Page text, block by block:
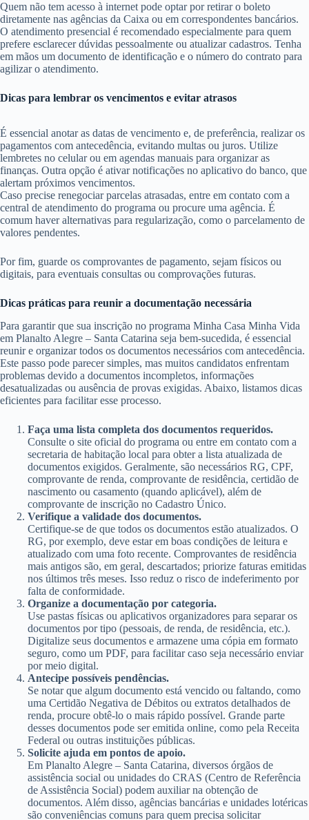
Quem não tem acesso à internet pode optar por retirar o boleto
diretamente nas agências da Caixa ou em correspondentes bancários.
O atendimento presencial é recomendado especialmente para quem
prefere esclarecer dúvidas pessoalmente ou atualizar cadastros. Tenha
em mãos um documento de identificação e o número do contrato para
agilizar o atendimento.
Dicas para lembrar os vencimentos e evitar atrasos
É essencial anotar as datas de vencimento e, de preferência, realizar os
pagamentos com antecedência, evitando multas ou juros. Utilize
lembretes no celular ou em agendas manuais para organizar as
finanças. Outra opção é ativar notificações no aplicativo do banco, que
alertam próximos vencimentos.
Caso precise renegociar parcelas atrasadas, entre em contato com a
central de atendimento do programa ou procure uma agência. É
comum haver alternativas para regularização, como o parcelamento de
valores pendentes.
Por fim, guarde os comprovantes de pagamento, sejam físicos ou
digitais, para eventuais consultas ou comprovações futuras.
Dicas práticas para reunir a documentação necessária
Para garantir que sua inscrição no programa Minha Casa Minha Vida
em Planalto Alegre – Santa Catarina seja bem-sucedida, é essencial
reunir e organizar todos os documentos necessários com antecedência.
Este passo pode parecer simples, mas muitos candidatos enfrentam
problemas devido a documentos incompletos, informações
desatualizadas ou ausência de provas exigidas. Abaixo, listamos dicas
eficientes para facilitar esse processo.
Faça uma lista completa dos documentos requeridos.
Consulte o site oficial do programa ou entre em contato com a
secretaria de habitação local para obter a lista atualizada de
documentos exigidos. Geralmente, são necessários RG, CPF,
comprovante de renda, comprovante de residência, certidão de
nascimento ou casamento (quando aplicável), além de
comprovante de inscrição no Cadastro Único.
Verifique a validade dos documentos.
Certifique-se de que todos os documentos estão atualizados. O
RG, por exemplo, deve estar em boas condições de leitura e
atualizado com uma foto recente. Comprovantes de residência
mais antigos são, em geral, descartados; priorize faturas emitidas
nos últimos três meses. Isso reduz o risco de indeferimento por
falta de conformidade.
Organize a documentação por categoria.
Use pastas físicas ou aplicativos organizadores para separar os
documentos por tipo (pessoais, de renda, de residência, etc.).
Digitalize seus documentos e armazene uma cópia em formato
seguro, como um PDF, para facilitar caso seja necessário enviar
por meio digital.
Antecipe possíveis pendências.
Se notar que algum documento está vencido ou faltando, como
uma Certidão Negativa de Débitos ou extratos detalhados de
renda, procure obtê-lo o mais rápido possível. Grande parte
desses documentos pode ser emitida online, como pela Receita
Federal ou outras instituições públicas.
Solicite ajuda em pontos de apoio.
Em Planalto Alegre – Santa Catarina, diversos órgãos de
assistência social ou unidades do CRAS (Centro de Referência
de Assistência Social) podem auxiliar na obtenção de
documentos. Além disso, agências bancárias e unidades lotéricas
são conveniências comuns para quem precisa solicitar